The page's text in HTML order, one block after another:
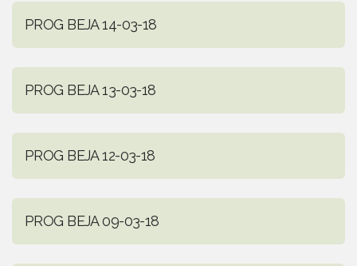
PROG BEJA 14-03-18
PROG BEJA 13-03-18
PROG BEJA 12-03-18
PROG BEJA 09-03-18